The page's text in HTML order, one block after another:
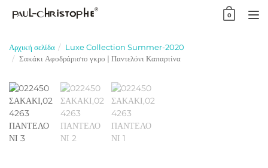
0
Αρχική σελίδα
Luxe Collection Summer-2020
Σακάκι Αφοδράριστο γκρο | Παντελόνι Καπαρτίνα